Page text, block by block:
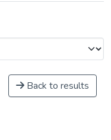
Back to results